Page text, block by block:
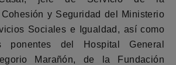
y Seguridad del Ministerio
Sociales e Igualdad, así como
ponentes del Hospital General
Marañón, de la Fundación